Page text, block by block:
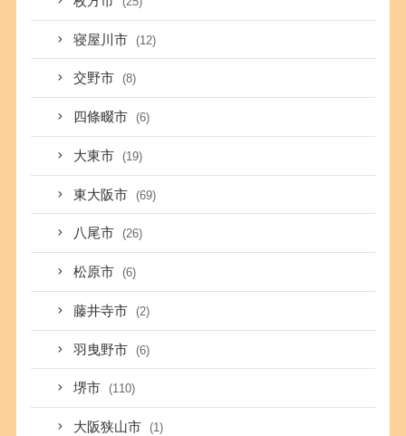
寝屋川市 (12)
交野市 (8)
四條畷市 (6)
大東市 (19)
東大阪市 (69)
八尾市 (26)
松原市 (6)
藤井寺市 (2)
羽曳野市 (6)
堺市 (110)
大阪狭山市 (1)